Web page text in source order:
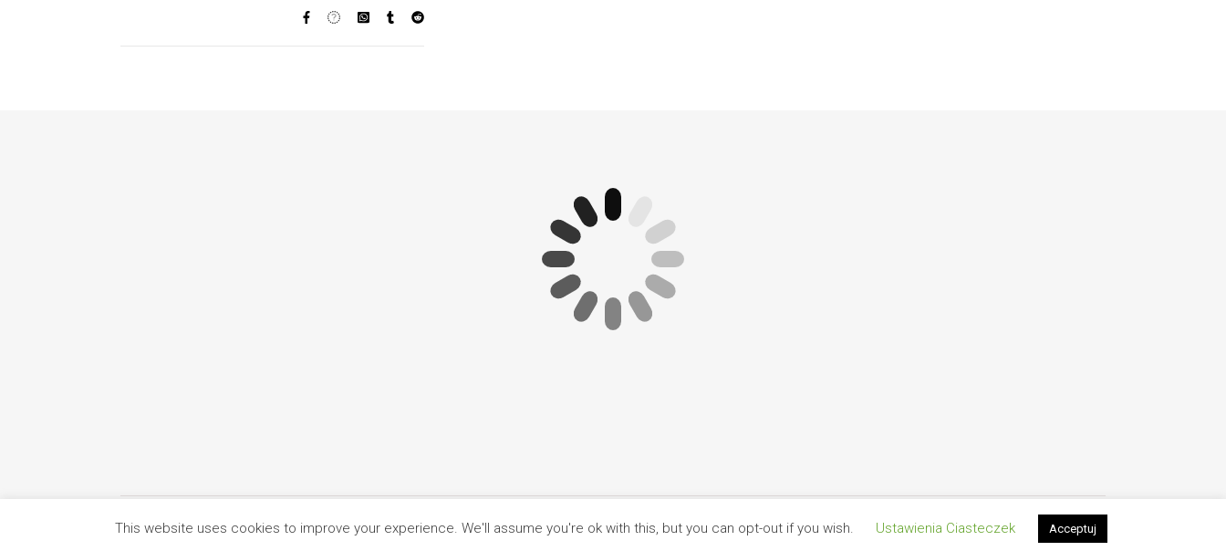
UnstableTrip - 2026 ©
Główna O nas Ciasteczka Polityka Prywatności Kontakt
This website uses cookies to improve your experience. We'll assume you're ok with this, but you can opt-out if you wish. Ustawienia Ciasteczek Acceptuj